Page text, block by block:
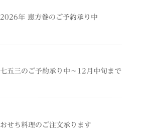
2026年 恵方巻のご予約承り中
七五三のご予約承り中～12月中旬まで
おせち料理のご注文承ります